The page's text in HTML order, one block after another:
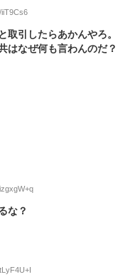
取引したらあかんやろ。
はなぜ何も言わんのだ？
な？